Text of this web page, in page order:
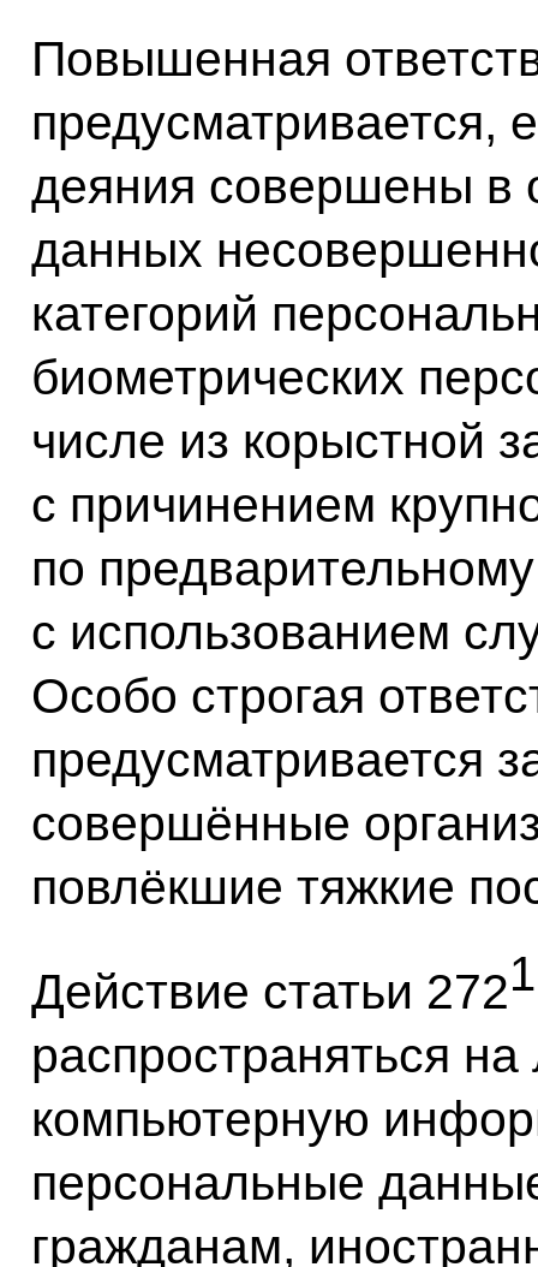
Повышенная
предусматривается,
деяния совершены в
данных
категорий
биометрических
числе из корыстной
с причинением
по предварительному
с использованием
Особо строгая
предусматривается
совершённые
повлёкшие тяжкие
Действие статьи 2721
распространяться
компьютерную
персональные
гражданам,